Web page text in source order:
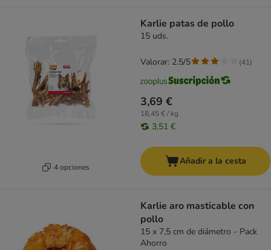
4 opciones
Karlie patas de pollo
15 uds.
3,69 €
18,45 € / kg
3,51 €
Valorar: 2.5/5 (41)
Añadir a la cesta
Karlie aro masticable con
pollo
15 x 7,5 cm de diámetro - Pack
Ahorro